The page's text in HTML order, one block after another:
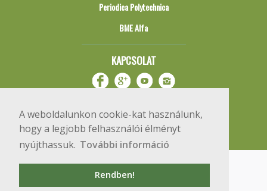
A weboldalunkon cookie-kat használunk,
hogy a legjobb felhasználói élményt
nyújthassuk. További információ
Rendben!
Periodica Polytechnica
BME Alfa
KAPCSOLAT
Copyright © 2020 BME Építőmérnöki Kar
1111 Budapest, Műegyetem rkp. 3.